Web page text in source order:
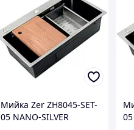
Мийка Zer ZH8045-SET-
05 NANO-SILVER